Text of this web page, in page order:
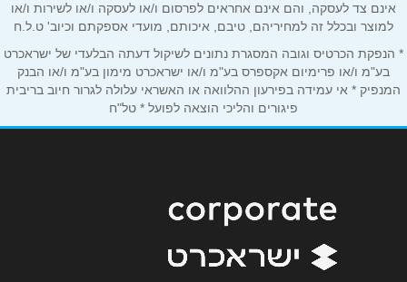
אימייל
נושא *
אנא חזרו אלי בקשר ל...
אינם צד לעסקה, והם אינם אחראים לפרסום ו/או לעסקה ו/או לשירות ו/או
למוצר ובכלל זה למחיריהם, טיבם, איכותם, מועדי אספקתם וכיוב' ט.ל.ח
* הנפקת הכרטיס וגובה המסגרת נתונים לשיקול דעתה הבלעדי של ישראכרט
בע"מ ו/או פרימיום אקספרס בע"מ ו/או ישראכרט מימון בע"מ ו/או הבנק
המנפיק * אי עמידה בפירעון ההלוואה או האשראי עלולה לגרור חיוב בריבית
פיגורים והליכי הוצאה לפועל * טל"ח